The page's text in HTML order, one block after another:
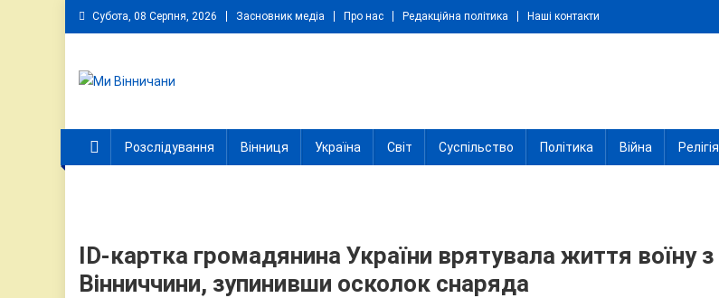
Skip
to
Субота, 08 Серпня, 2026 Засновник медіа Про нас Редакційна політика Наші контакти
Розслідування Вінниця Україна Світ Суспільство Політика Війна Релігія
ID-картка громадянина України врятувала життя воїну з
Вінниччини, зупинивши осколок снаряда